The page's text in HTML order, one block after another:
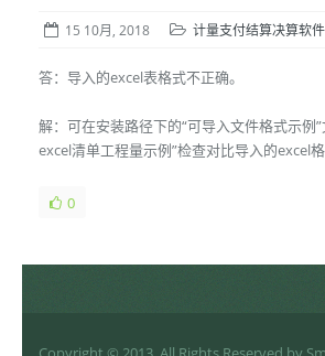
15 10月, 2018 计量支付结算决算软件
答：导入的excel表格式不正确。
解：可在安装路径下的“可导入文件格式示例
excel清单工程量示例”检查对比导入的excel格
0